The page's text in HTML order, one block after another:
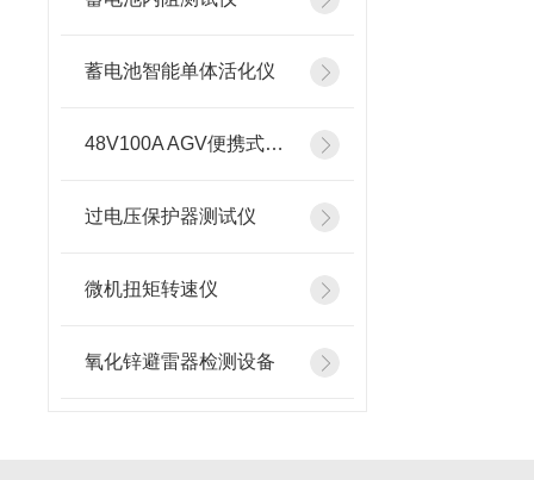
蓄电池智能单体活化仪
48V100A AGV便携式智能充电机
过电压保护器测试仪
微机扭矩转速仪
氧化锌避雷器检测设备